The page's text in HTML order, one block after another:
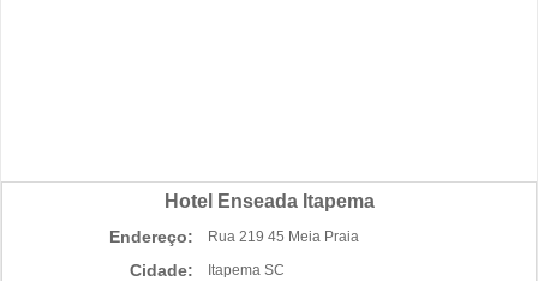
Hotel Enseada Itapema
Endereço: Rua 219 45 Meia Praia
Cidade: Itapema SC